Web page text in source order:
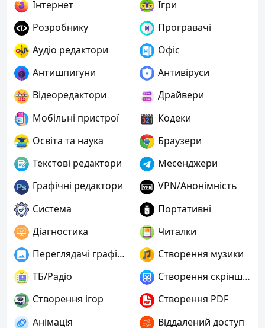
Інтернет
Ігри
Розробнику
Програвачі
Аудіо редактори
Офіс
Антишпигуни
Антивіруси
Відеоредактори
Драйвери
Мобільні пристрої
Кодеки
Освіта та наука
Браузери
Текстові редактори
Месенджери
Графічні редактори
VPN/Анонімність
Система
Портативні
Діагностика
Читалки
Переглядачі графіки
Створення музики
ТБ/Радіо
Створення скріншотів
Створення ігор
Створення PDF
Анімація
Віддалений доступ